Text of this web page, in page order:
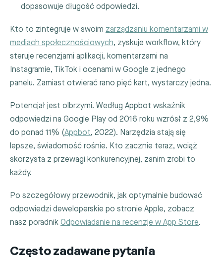
dopasowuje długość odpowiedzi.
Kto to zintegruje w swoim zarządzaniu komentarzami w
mediach społecznościowych, zyskuje workflow, który
steruje recenzjami aplikacji, komentarzami na
Instagramie, TikTok i ocenami w Google z jednego
panelu. Zamiast otwierać rano pięć kart, wystarczy jedna.
Potencjał jest olbrzymi. Według Appbot wskaźnik
odpowiedzi na Google Play od 2016 roku wzrósł z 2,9%
do ponad 11% (Appbot, 2022). Narzędzia stają się
lepsze, świadomość rośnie. Kto zacznie teraz, wciąż
skorzysta z przewagi konkurencyjnej, zanim zrobi to
każdy.
Po szczegółowy przewodnik, jak optymalnie budować
odpowiedzi deweloperskie po stronie Apple, zobacz
nasz poradnik Odpowiadanie na recenzje w App Store.
Często zadawane pytania